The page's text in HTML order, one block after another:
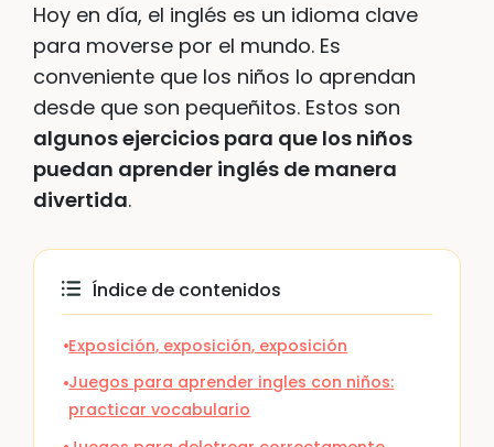
Hoy en día, el inglés es un idioma clave
para moverse por el mundo. Es
conveniente que los niños lo aprendan
desde que son pequeñitos. Estos son
algunos ejercicios para que los niños
puedan aprender inglés de manera
divertida.
Índice de contenidos
Exposición, exposición, exposición
Juegos para aprender ingles con niños:
practicar vocabulario